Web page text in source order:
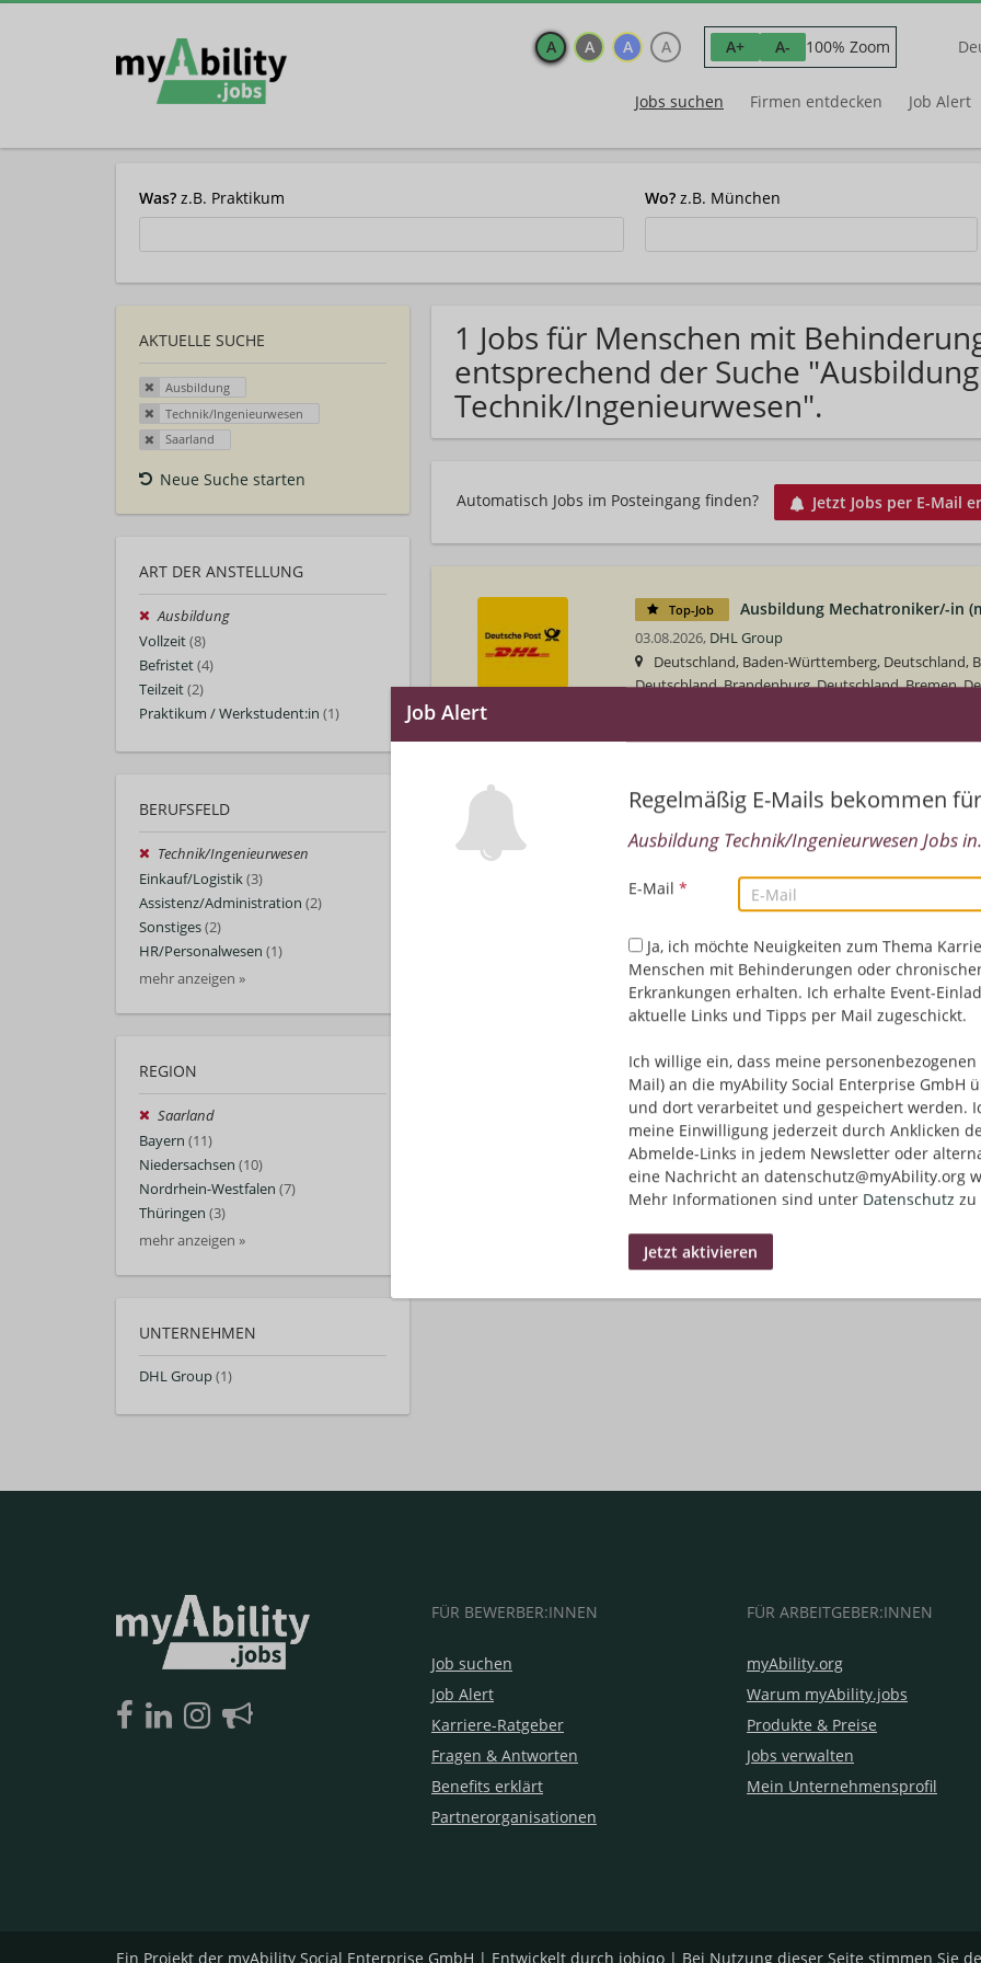
A A A A A+ A- 100% Zoom
Jobs suchen Firmen entdecken Job Alert
Was? z.B. Praktikum Wo? z.B. München
AKTUELLE SUCHE
Ausbildung
Technik/Ingenieurwesen
Saarland
Neue Suche starten
ART DER ANSTELLUNG
Ausbildung
Vollzeit(8)
Befristet(4)
Teilzeit(2)
Praktikum / Werkstudent:in (1)
BERUFSFELD
Technik/Ingenieurwesen
Einkauf/Logistik(3)
Assistenz/Administration (2)
Sonstiges(2)
HR/Personalwesen (1)
mehr anzeigen »
REGION
Saarland
Bayern (11)
Niedersachsen (10)
Nordrhein-Westfalen (7)
Thüringen (3)
mehr anzeigen »
UNTERNEHMEN
DHL Group(1)
1 Jobs für Menschen mit
entsprechend der Suche "Ausbildung
Technik/Ingenieurwesen".
Automatisch Jobs im Posteingang finden? Jetzt Jobs per E-Mail
Regelmäßig E-Mails bekommen für
Ausbildung Technik/Ingenieurwesen Jobs
E-Mail *
Ja, ich möchte Neuigkeiten zum Thema
Menschen mit Behinderungen oder
Erkrankungen erhalten. Ich erhalte Event-
aktuelle Links und Tipps per Mail zugeschickt.
Ich willige ein, dass meine personenbezogenen
Mail) an die myAbility Social Enterprise GmbH
und dort verarbeitet und gespeichert werden.
meine Einwilligung jederzeit durch Anklicken
Abmelde-Links in jedem Newsletter oder
eine Nachricht an datenschutz@myAbility.org
Mehr Informationen sind unter Datenschutz zu
Top-Job Ausbildung Mechatroniker/-in
03.08.2026, DHL Group
Deutschland, Baden-Württemberg, Deutschland,
Deutschland, Brandenburg, Deutschland, Bremen,
Deutschland, Hessen, Deutschland, Mecklenburg-
Niedersachsen, Deutschland, Nordrhein-Westfalen,
Deutschland, Saarland, Deutschland, Sachsen-
Deutschland, Schleswig-Holstein, Deutschland,
Technik/Ingenieurwesen | Deutsch | Mathematik
FÜR BEWERBER:INNEN
Job suchen
Job Alert
Karriere-Ratgeber
Fragen & Antworten
Benefits erklärt
Partnerorganisationen
FÜR ARBEITGEBER:INNEN
myAbility.org
Warum myAbility.jobs
Produkte & Preise
Jobs verwalten
Mein Unternehmensprofil
Ein Projekt der myAbility Social Enterprise GmbH | Entwickelt durch jobiqo | Bei Nutzung dieser Seite stimmen Sie